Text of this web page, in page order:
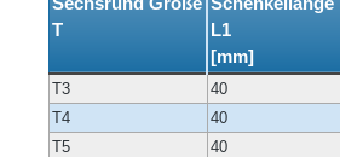
T
L1
[mm]
T3 40
T4
40
T5
40